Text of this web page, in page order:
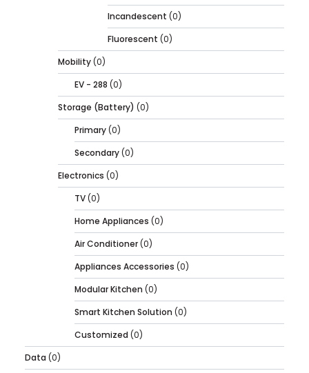
Incandescent (0)
Fluorescent (0)
Mobility(0)
EV - 288 (0)
Storage (Battery) (0)
Primary(0)
Secondary(0)
Electronics (0)
TV(0)
Home Appliances (0)
Air Conditioner(0)
Appliances Accessories (0)
Modular Kitchen (0)
Smart Kitchen Solution (0)
Customized (0)
Data (0)